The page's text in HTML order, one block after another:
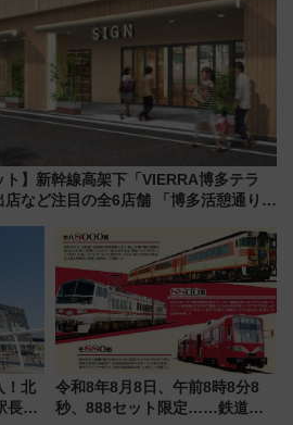
ト】新幹線高架下「VIERRA博多テラ
など注目の全6店舗 「博多活憩通り」
！北
長
令和8年8月8日、午前8時8分8
秒、888セット限定……鉄道各